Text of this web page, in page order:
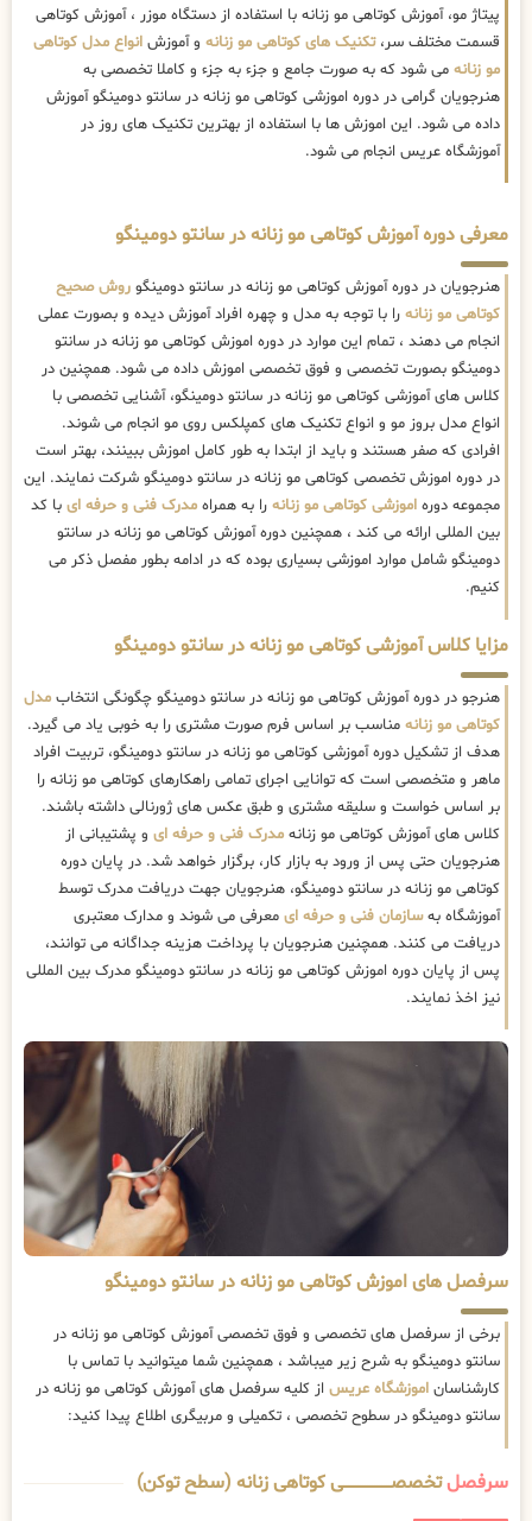
پیتاژ مو، آموزش کوتاهی مو زنانه با استفاده از دستگاه موزر ، آموزش کوتاهی
قسمت مختلف سر،تکنیک های کوتاهی مو زنانه و آموزش انواع مدل کوتاهی
مو زنانه می شود که به صورت جامع و جزء به جزء و کاملا تخصصی به
هنرجویان گرامی در دوره اموزشی کوتاهی مو زنانه در سانتو دومینگو آموزش
داده می شود. این اموزش ها با استفاده از بهترین تکنیک های روز در
آموزشگاه عریس انجام می شود.
معرفی دوره آموزش کوتاهی مو زنانه در سانتو دومینگو
هنرجویان در دوره آموزش کوتاهی مو زنانه در سانتو دومینگو روش صحیح
کوتاهی مو زنانه را با توجه به مدل و چهره افراد آموزش دیده و بصورت عملی
انجام می دهند ، تمام این موارد در دوره اموزش کوتاهی مو زنانه در سانتو
دومینگو بصورت تخصصی و فوق تخصصی اموزش داده می شود. همچنین در
کلاس های آموزشی کوتاهی مو زنانه در سانتو دومینگو، آشنایی تخصصی با
انواع مدل بروز مو و انواع تکنیک های کمپلکس روی مو انجام می شوند.
افرادی که صفر هستند و باید از ابتدا به طور کامل اموزش ببینند، بهتر است
در دوره اموزش تخصصی کوتاهی مو زنانه در سانتو دومینگو شرکت نمایند. این
مجموعه دوره اموزشی کوتاهی مو زنانه را به همراه مدرک فنی و حرفه ای با کد
بین المللی ارائه می کند ، همچنین دوره آموزش کوتاهی مو زنانه در سانتو
دومینگو شامل موارد اموزشی بسیاری بوده که در ادامه بطور مفصل ذکر می
کنیم.
مزایا کلاس آموزشی کوتاهی مو زنانه در سانتو دومینگو
هنرجو در دوره آموزش کوتاهی مو زنانه در سانتو دومینگو چگونگی انتخاب مدل
کوتاهی مو زنانه مناسب بر اساس فرم صورت مشتری را به خوبی یاد می گیرد.
هدف از تشکیل دوره آموزشی کوتاهی مو زنانه در سانتو دومینگو، تربیت افراد
ماهر و متخصصی است که توانایی اجرای تمامی راهکارهای کوتاهی مو زنانه را
بر اساس خواست و سلیقه مشتری و طبق عکس های ژورنالی داشته باشند.
کلاس های آموزش کوتاهی مو زنانه مدرک فنی و حرفه ای و پشتیبانی از
هنرجویان حتی پس از ورود به بازار کار، برگزار خواهد شد. در پایان دوره
کوتاهی مو زنانه در سانتو دومینگو، هنرجویان جهت دریافت مدرک توسط
آموزشگاه بهسازمان فنی و حرفه ای معرفی می شوند و مدارک معتبری
دریافت می کنند. همچنین هنرجویان با پرداخت هزینه جداگانه می توانند،
پس از پایان دوره اموزش کوتاهی مو زنانه در سانتو دومینگو مدرک بین المللی
نیز اخذ نمایند.
سرفصل های اموزش کوتاهی مو زنانه در سانتو دومینگو
برخی از سرفصل های تخصصی و فوق تخصصی آموزش کوتاهی مو زنانه در
سانتو دومینگو به شرح زیر میباشد ، همچنین شما میتوانید با تماس با
کارشناسان اموزشگاه عریس از کلیه سرفصل های آموزش کوتاهی مو زنانه در
سانتو دومینگو در سطوح تخصصی ، تکمیلی و مربیگری اطلاع پیدا کنید:
سرفصلتخصصــــــــــــــــــــی کوتاهی زنانه (سطح توکن)